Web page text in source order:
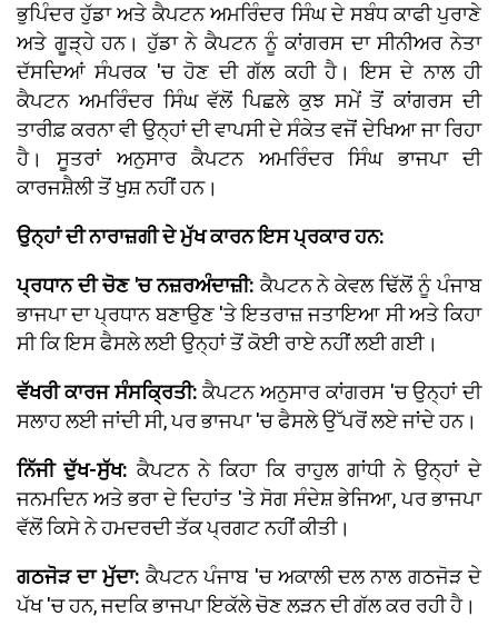
ਭੁਪਿੰਦਰ ਹੁੱਡਾ ਅਤੇ ਕੈਪਟਨ ਅਮਰਿੰਦਰ ਸਿੰਘ ਦੇ ਸਬੰਧ ਕਾਫੀ ਪੁਰਾਣੇ
ਅਤੇ ਗੂੜ੍ਹੇ ਹਨ। ਹੁੱਡਾ ਨੇ ਕੈਪਟਨ ਨੂੰ ਕਾਂਗਰਸ ਦਾ ਸੀਨੀਅਰ ਨੇਤਾ
ਦੱਸਦਿਆਂ ਸੰਪਰਕ 'ਚ ਹੋਣ ਦੀ ਗੱਲ ਕਹੀ ਹੈ। ਇਸ ਦੇ ਨਾਲ ਹੀ
ਕੈਪਟਨ ਅਮਰਿੰਦਰ ਸਿੰਘ ਵੱਲੋਂ ਪਿਛਲੇ ਕੁਝ ਸਮੇਂ ਤੋਂ ਕਾਂਗਰਸ ਦੀ
ਤਾਰੀਫ਼ ਕਰਨਾ ਵੀ ਉਨ੍ਹਾਂ ਦੀ ਵਾਪਸੀ ਦੇ ਸੰਕੇਤ ਵਜੋਂ ਦੇਖਿਆ ਜਾ ਰਿਹਾ
ਹੈ। ਸੂਤਰਾਂ ਅਨੁਸਾਰ ਕੈਪਟਨ ਅਮਰਿੰਦਰ ਸਿੰਘ ਭਾਜਪਾ ਦੀ
ਕਾਰਜਸ਼ੈਲੀ ਤੋਂ ਖੁਸ਼ ਨਹੀਂ ਹਨ।
ਉਨ੍ਹਾਂ ਦੀ ਨਾਰਾਜ਼ਗੀ ਦੇ ਮੁੱਖ ਕਾਰਨ ਇਸ ਪ੍ਰਕਾਰ ਹਨ:
ਪ੍ਰਧਾਨ ਦੀ ਚੋਣ 'ਚ ਨਜ਼ਰਅੰਦਾਜ਼ੀ: ਕੈਪਟਨ ਨੇ ਕੇਵਲ ਢਿੱਲੋਂ ਨੂੰ ਪੰਜਾਬ
ਭਾਜਪਾ ਦਾ ਪ੍ਰਧਾਨ ਬਣਾਉਣ 'ਤੇ ਇਤਰਾਜ਼ ਜਤਾਇਆ ਸੀ ਅਤੇ ਕਿਹਾ
ਸੀ ਕਿ ਇਸ ਫੈਸਲੇ ਲਈ ਉਨ੍ਹਾਂ ਤੋਂ ਕੋਈ ਰਾਏ ਨਹੀਂ ਲਈ ਗਈ।
ਵੱਖਰੀ ਕਾਰਜ ਸੰਸਕ੍ਰਿਤੀ: ਕੈਪਟਨ ਅਨੁਸਾਰ ਕਾਂਗਰਸ 'ਚ ਉਨ੍ਹਾਂ ਦੀ
ਸਲਾਹ ਲਈ ਜਾਂਦੀ ਸੀ, ਪਰ ਭਾਜਪਾ 'ਚ ਫੈਸਲੇ ਉੱਪਰੋਂ ਲਏ ਜਾਂਦੇ ਹਨ।
ਨਿੱਜੀ ਦੁੱਖ-ਸੁੱਖ: ਕੈਪਟਨ ਨੇ ਕਿਹਾ ਕਿ ਰਾਹੁਲ ਗਾਂਧੀ ਨੇ ਉਨ੍ਹਾਂ ਦੇ
ਜਨਮਦਿਨ ਅਤੇ ਭਰਾ ਦੇ ਦਿਹਾਂਤ 'ਤੇ ਸੋਗ ਸੰਦੇਸ਼ ਭੇਜਿਆ, ਪਰ ਭਾਜਪਾ
ਵੱਲੋਂ ਕਿਸੇ ਨੇ ਹਮਦਰਦੀ ਤੱਕ ਪ੍ਰਗਟ ਨਹੀਂ ਕੀਤੀ।
ਗਠਜੋੜ ਦਾ ਮੁੱਦਾ: ਕੈਪਟਨ ਪੰਜਾਬ 'ਚ ਅਕਾਲੀ ਦਲ ਨਾਲ ਗਠਜੋੜ ਦੇ
ਪੱਖ 'ਚ ਹਨ, ਜਦਕਿ ਭਾਜਪਾ ਇਕੱਲੇ ਚੋਣ ਲੜਨ ਦੀ ਗੱਲ ਕਰ ਰਹੀ ਹੈ।